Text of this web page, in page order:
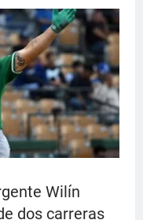
Wilín
dos carreras